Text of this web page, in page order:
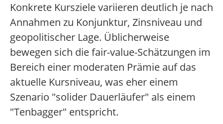
Konkrete Kursziele variieren deutlich je nach
Annahmen zu Konjunktur, Zinsniveau und
geopolitischer Lage. Üblicherweise
bewegen sich die fair-value-Schätzungen im
Bereich einer moderaten Prämie auf das
aktuelle Kursniveau, was eher einem
Szenario "solider Dauerläufer" als einem
"Tenbagger" entspricht.